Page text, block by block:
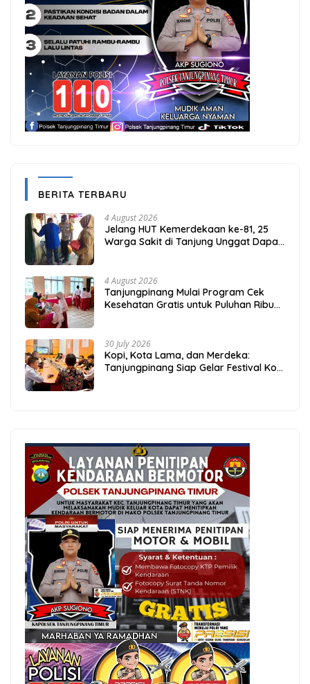
BERITA TERBARU
4 August 2026
Jelang HUT Kemerdekaan ke-81, 25
Warga Sakit di Tanjung Unggat Dapat
4 August 2026
Tanjungpinang Mulai Program Cek
Kesehatan Gratis untuk Puluhan Ribu
30 July 2026
Kopi, Kota Lama, dan Merdeka:
Tanjungpinang Siap Gelar Festival Kopi